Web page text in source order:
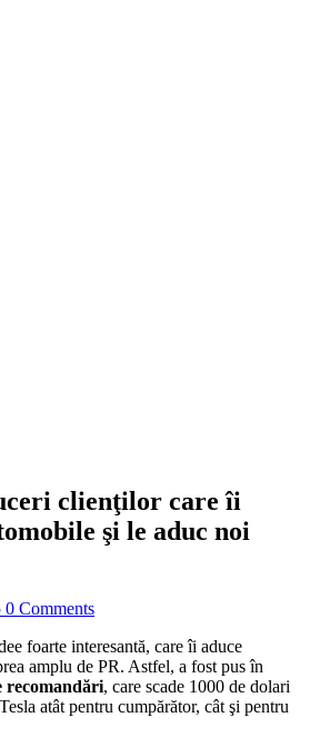
clienţilor care îi
şi le aduc noi
0 Comments
foarte interesantă, care îi aduce
amplu de PR. Astfel, a fost pus în
recomandări, care scade 1000 de dolari
atât pentru cumpărător, cât şi pentru